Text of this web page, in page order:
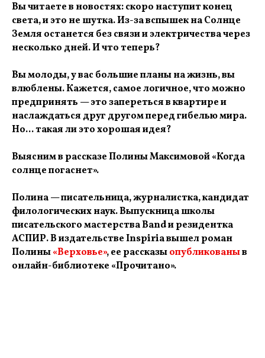
Вы читаете в новостях: скоро наступит конец
света, и это не шутка. Из-за вспышек на Солнце
Земля останется без связи и электричества через
несколько дней. И что теперь?
Вы молоды, у вас большие планы на жизнь, вы
влюблены. Кажется, самое логичное, что можно
предпринять — это запереться в квартире и
наслаждаться друг другом перед гибелью мира.
Но... такая ли это хорошая идея?
Выясним в рассказе Полины Максимовой «Когда
солнце погаснет».
Полина — писательница, журналистка, кандидат
филологических наук. Выпускница школы
писательского мастерства Band и резидентка
АСПИР. В издательстве Inspiria вышел роман
Полины«Верховье», ее рассказыопубликованыв
онлайн-библиотеке «Прочитано».